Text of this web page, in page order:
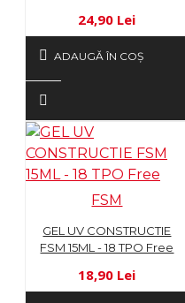
24,90 Lei
ADAUGĂ ÎN COŞ
FSM
GEL UV CONSTRUCTIE
FSM 15ML - 18 TPO Free
18,90 Lei